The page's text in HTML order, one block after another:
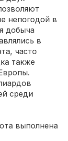
непогодой в
добыча
в
часто
также
среди
выполнена